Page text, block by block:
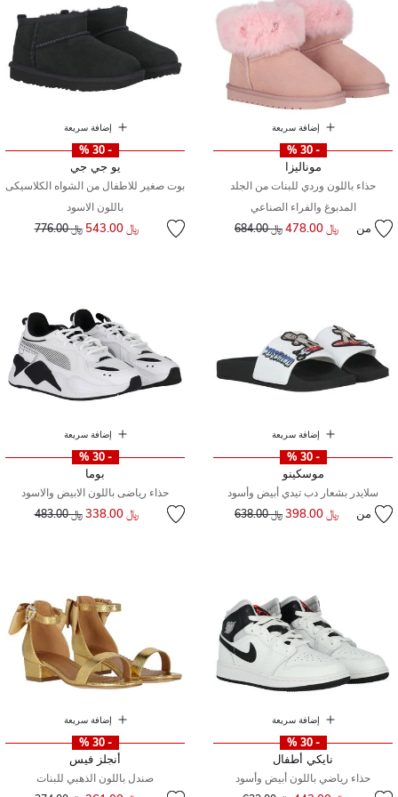
إضافة سريعة
- 30 %
موناليزا
حذاء باللون وردي للبنات من الجلد
المدبوغ والفراء الصناعي
من ﷼ 478.00 سعر مخفض من﷼ 684.00
إضافة سريعة
- 30 %
يو جي جي
بوت صغير للاطفال من الشواه الكلاسيكى
باللون الاسود
﷼ 543.00 سعر مخفض من
﷼ 776.00 إلى
إضافة سريعة
- 30 %
موسكينو
سلايدر بشعار دب تيدي أبيض وأسود
من ﷼ 398.00 سعر مخفض من﷼ 638.00
إضافة سريعة
- 30 %
بوما
حذاء رياضى باللون الابيض والاسود
﷼ 338.00 سعر مخفض من
﷼ 483.00 إلى
إضافة سريعة
- 30 %
نايكي أطفال
حذاء رياضي باللون أبيض وأسود
سعر مخفض من
إضافة سريعة
- 30 %
أنجلز فيس
صندل باللون الذهبي للبنات
سعر مخفض من
إلى